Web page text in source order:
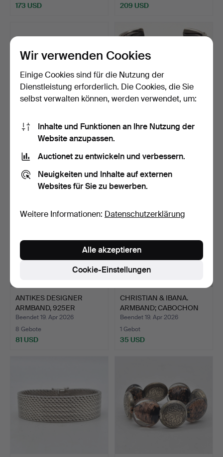
173 USD 209 USD
VANESSA BARONI.
DESIGNER ARMBAND;.
1 Gebot
35 USD
CHRISTIAN&IBANA.
133 USD
ANTIKES DESIGNER
ARMBAND, 925ER
STERLINGSI…
Beendet 19. Apr 2026
8 Gebote
81 USD
CHRISTIAN & IBANA.
ARMBAND; CABOCHON
STIL;…
Beendet 19. Apr 2026
1 Gebot
35 USD
Wir verwenden Cookies
Einige Cookies sind für die Nutzung der
Dienstleistung erforderlich. Die Cookies, die Sie
selbst verwalten können, werden verwendet, um:
Inhalte und Funktionen an Ihre Nutzung der
Website anzupassen.
Auctionet zu entwickeln und verbessern.
Neuigkeiten und Inhalte auf externen
Websites für Sie zu bewerben.
Weitere Informationen: Datenschutzerklärung
Cookie-Einstellungen
Alle akzeptieren